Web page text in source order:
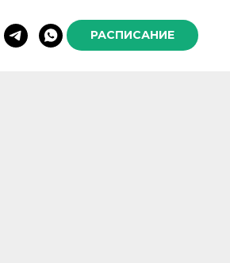
РАСПИСАНИЕ